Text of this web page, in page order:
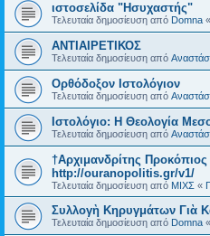
ιστοσελίδα "Ησυχαστής"
Τελευταία δημοσίευση από Domna «
ΑΝΤΙΑΙΡΕΤΙΚΟΣ
Τελευταία δημοσίευση από
Ορθόδοξον Ιστολόγιον
Τελευταία δημοσίευση από
Ιστολόγιο: Η Θεολογία
Τελευταία δημοσίευση από
†Αρχιμανδρίτης
http://ouranopolitis.gr/v1/
Τελευταία δημοσίευση από ΜΙΧΣ «
Συλλογὴ Κηρυγμάτων Γιὰ
Τελευταία δημοσίευση από Domna «